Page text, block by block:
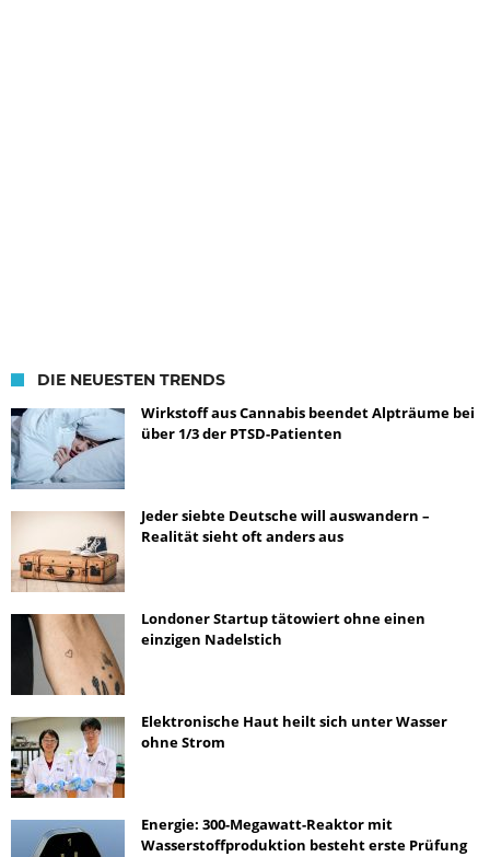
DIE NEUESTEN TRENDS
Wirkstoff aus Cannabis beendet Alpträume bei
über 1/3 der PTSD-Patienten
Jeder siebte Deutsche will auswandern –
Realität sieht oft anders aus
Londoner Startup tätowiert ohne einen
einzigen Nadelstich
Elektronische Haut heilt sich unter Wasser
ohne Strom
Energie: 300-Megawatt-Reaktor mit
Wasserstoffproduktion besteht erste Prüfung